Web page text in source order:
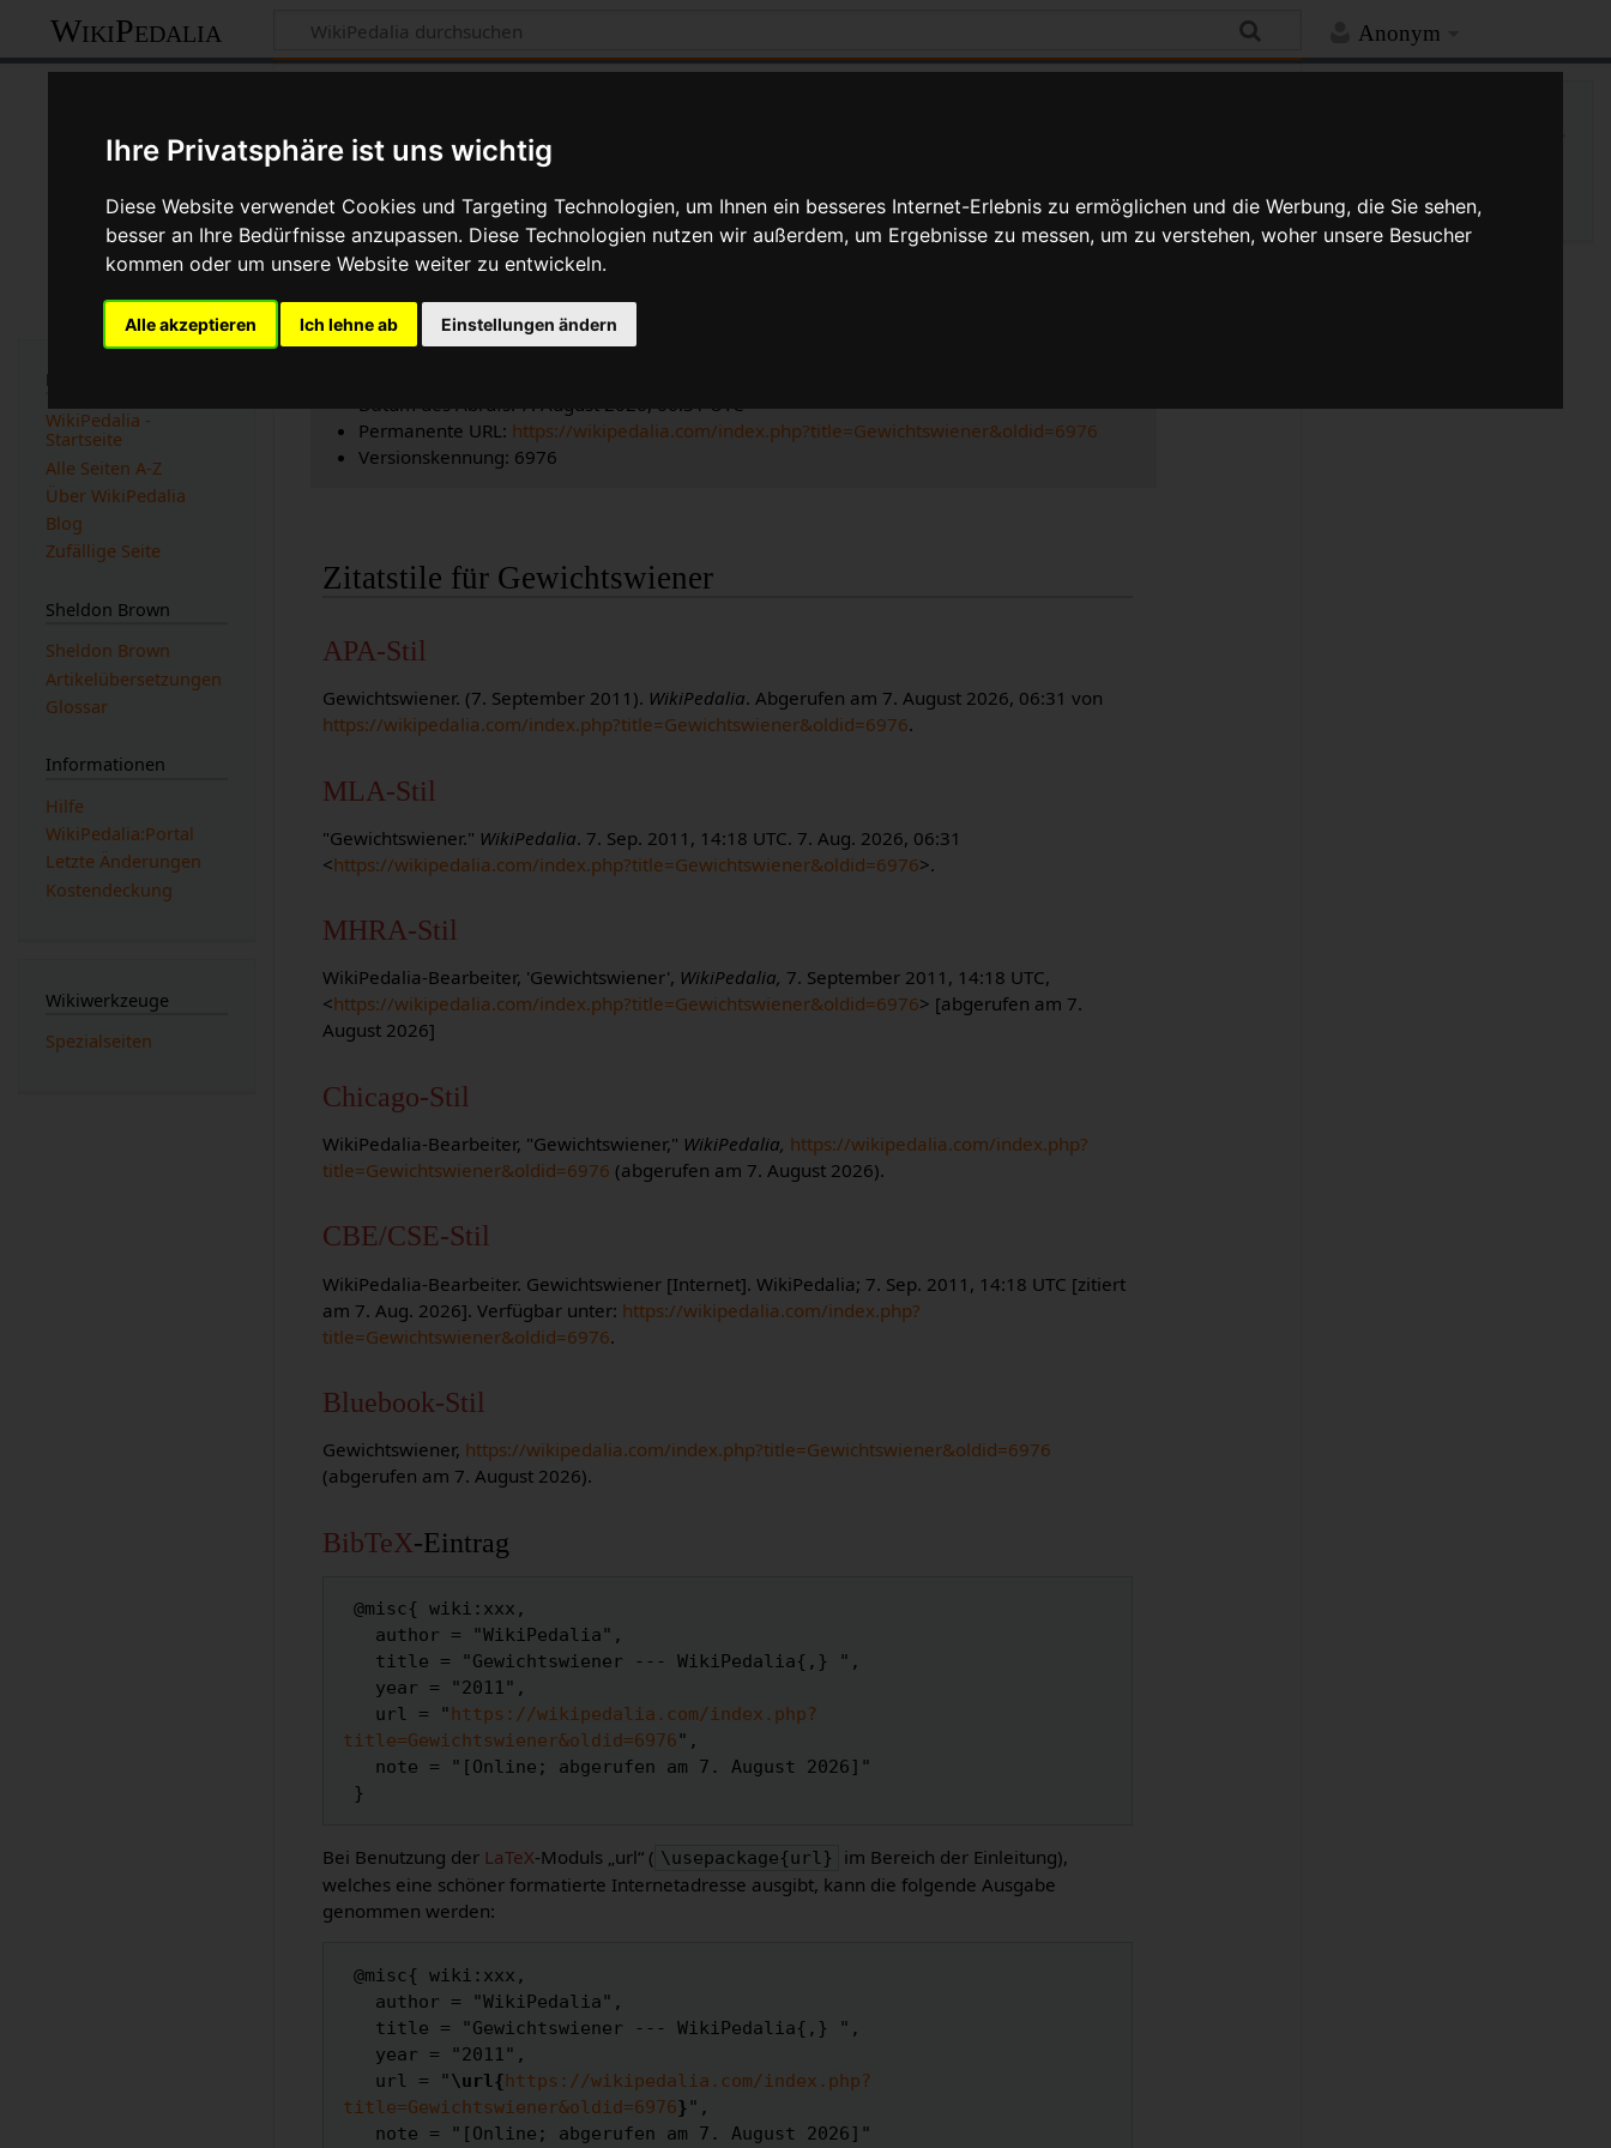
Ihre Privatsphäre ist uns wichtig
Diese Website verwendet Cookies und Targeting Technologien, um Ihnen ein besseres Internet-Erlebnis zu ermöglichen und die Werbung, die Sie sehen,
besser an Ihre Bedürfnisse anzupassen. Diese Technologien nutzen wir außerdem, um Ergebnisse zu messen, um zu verstehen, woher unsere Besucher
kommen oder um unsere Website weiter zu entwickeln.
Alle akzeptieren Ich lehne ab Einstellungen ändern
Anonym
WikiPedalia
Bibliografische Angaben für Gewichtswiener
Seitentitel: Gewichtswiener
Autor(en): WikiPedalia-Bearbeiter
Herausgeber:WikiPedalia.
Datum des Abrufs: 7. August 2026, 06:31 UTC
Permanente URL: https://wikipedalia.com/index.php?title=Gewichtswiener&oldid=6976
Versionskennung: 6976
Zitatstile für Gewichtswiener
APA-Stil
Gewichtswiener. (7. September 2011). WikiPedalia. Abgerufen am 7. August 2026, 06:31 von
https://wikipedalia.com/index.php?title=Gewichtswiener&oldid=6976.
MLA-Stil
"Gewichtswiener." WikiPedalia. 7. Sep. 2011, 14:18 UTC. 7. Aug. 2026, 06:31
<https://wikipedalia.com/index.php?title=Gewichtswiener&oldid=6976>.
MHRA-Stil
WikiPedalia-Bearbeiter, 'Gewichtswiener', WikiPedalia, 7. September 2011, 14:18 UTC,
<https://wikipedalia.com/index.php?title=Gewichtswiener&oldid=6976> [abgerufen am 7.
August 2026]
Chicago-Stil
WikiPedalia-Bearbeiter, "Gewichtswiener," WikiPedalia, https://wikipedalia.com/index.php?
title=Gewichtswiener&oldid=6976 (abgerufen am 7. August 2026).
CBE/CSE-Stil
WikiPedalia-Bearbeiter. Gewichtswiener [Internet]. WikiPedalia; 7. Sep. 2011, 14:18 UTC [zitiert
am 7. Aug. 2026]. Verfügbar unter: https://wikipedalia.com/index.php?
title=Gewichtswiener&oldid=6976.
Bluebook-Stil
Gewichtswiener, https://wikipedalia.com/index.php?title=Gewichtswiener&oldid=6976
(abgerufen am 7. August 2026).
BibTeX-Eintrag
   url = "
https://wikipedalia.com/index.php?
title=Gewichtswiener&oldid=6976",
Bei Benutzung der LaTeX-Moduls „url“ ( \usepackage{url}
im Bereich der Einleitung),
welches eine schöner formatierte Internetadresse ausgibt, kann die folgende Ausgabe
genommen werden:
   url = "
\url{https://wikipedalia.com/index.php?
title=Gewichtswiener&oldid=6976}",
Navigation
WikiPedalia -
Startseite
Alle Seiten A-Z
Über WikiPedalia
Blog
Zufällige Seite
Sheldon Brown
Sheldon Brown
Artikelübersetzungen
Glossar
Informationen
Hilfe
WikiPedalia:Portal
Letzte Änderungen
Kostendeckung
Wikiwerkzeuge
Spezialseiten